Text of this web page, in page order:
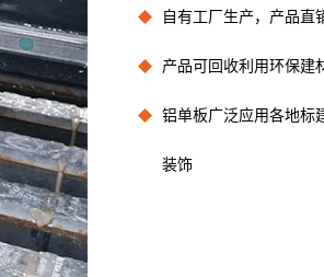
自有工厂生产，产品直
产品可回收利用环保建
铝单板广泛应用各地标
装饰